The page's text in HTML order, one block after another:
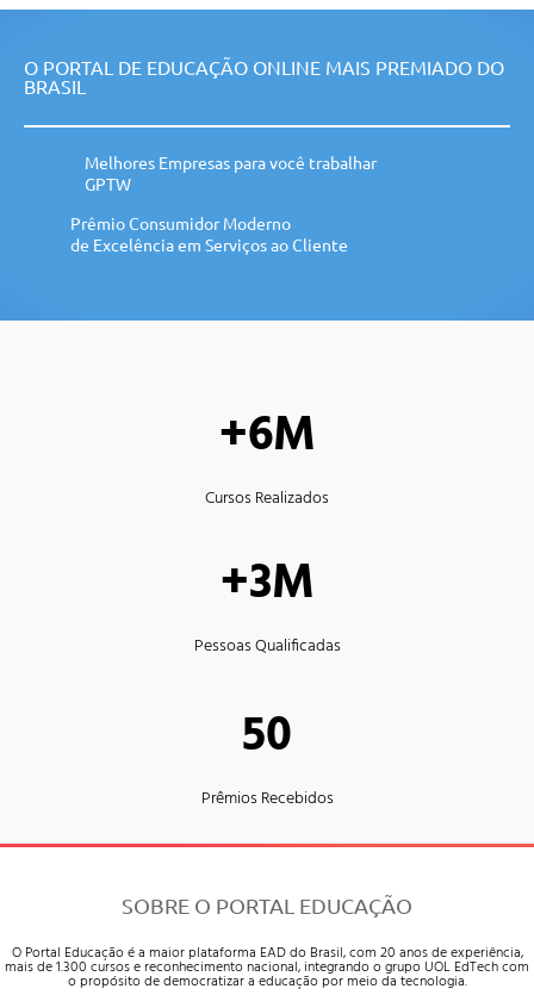
O PORTAL DE EDUCAÇÃO ONLINE MAIS PREMIADO DO
BRASIL
Melhores Empresas para você trabalhar
GPTW
Prêmio Consumidor Moderno
de Excelência em Serviços ao Cliente
+6M
Cursos Realizados
+3M
Pessoas Qualificadas
50
Prêmios Recebidos
SOBRE O PORTAL EDUCAÇÃO
O Portal Educação é a maior plataforma EAD do Brasil, com 20 anos de experiência,
mais de 1.300 cursos e reconhecimento nacional, integrando o grupo UOL EdTech com
o propósito de democratizar a educação por meio da tecnologia.